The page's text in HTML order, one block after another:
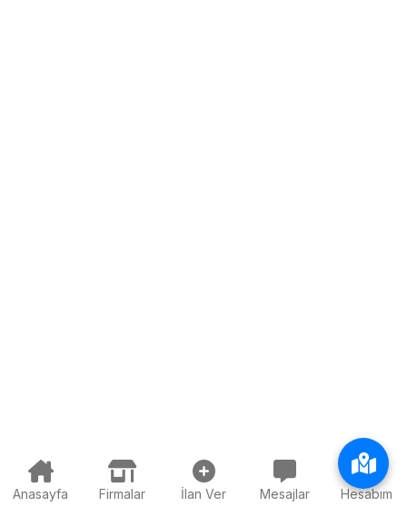
Anasayfa Firmalar İlan Ver Mesajlar Hesabım